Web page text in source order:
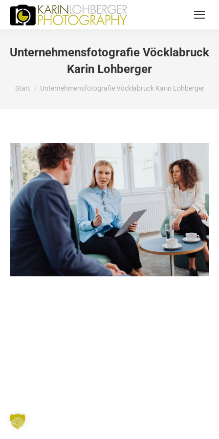
Unternehmensfotografie Vöcklabruck
Karin Lohberger
Sie befinden sich hier:
Start Unternehmensfotografie Vöcklabruck Karin Lohberger